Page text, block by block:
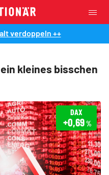
verdoppeln ++
kleines bisschen
DAX
+0,69%